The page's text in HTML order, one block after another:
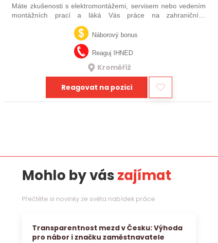
Máte zkušenosti s elektromontážemi, servisem nebo vedením
montážních prací a láká Vás práce na zahraničních
projektech? Nebo jste šikovný elektrikář či elektromontér, který
už nechce být jen „řadový…Náborový bonus
Reaguj IHNED
Kroměříž
Reagovat na pozici
Mohlo by vás zajímat
Přečtěte si novinky ze světa nabídek práce
Transparentnost mezd v Česku: Výhoda
pro nábor i značku zaměstnavatele